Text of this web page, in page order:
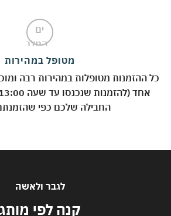
מטופל במהירות
ההזמנות מטופלות במהירות רבה ומוכנות
אחד
החבילה שלכם כפי שהזמנתם
לגבר ולאשה
קנה לפי מותג